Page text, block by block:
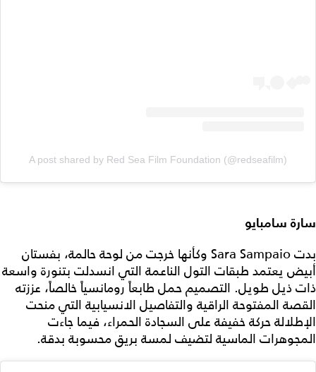
A post shared by Red Sea Film Foundation (@redseafilm)
سارة سامبايو
بدت Sara Sampaio وكأنها خرجت من لوحة حالمة، بفستان
أبيض يعتمد طبقات التول الناعمة التي انسدلت بتنورة واسعة
ذات ذيل طويل. التصميم حمل طابعاً رومانسياً خالصاً، عززته
القصة المفتوحة الراقية والتفاصيل الانسيابية التي منحت
الإطلالة حركة خفيفة على السجادة الحمراء، فيما جاءت
المجوهرات الماسية لتضيف لمسة بريق محسوبة بدقة.